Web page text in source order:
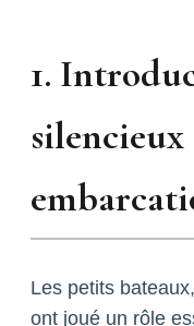
1.
silencieux
Les petits
ont joué un rôle